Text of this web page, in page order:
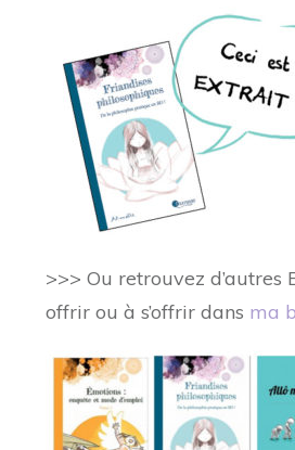
>>> Ou retrouvez d’autres
offrir ou à s’offrir dans ma